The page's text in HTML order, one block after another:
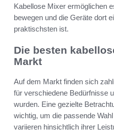
Kabellose Mixer ermöglichen
bewegen und die Geräte dort
praktischsten ist.
Die besten
Markt
Auf dem Markt finden sich
für verschiedene Bedürfnisse
wurden. Eine gezielte
wichtig, um die passende
variieren hinsichtlich ihrer